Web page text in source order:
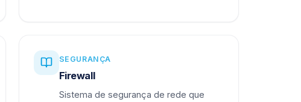
SEGURANÇA
Firewall
Sistema de segurança de rede que